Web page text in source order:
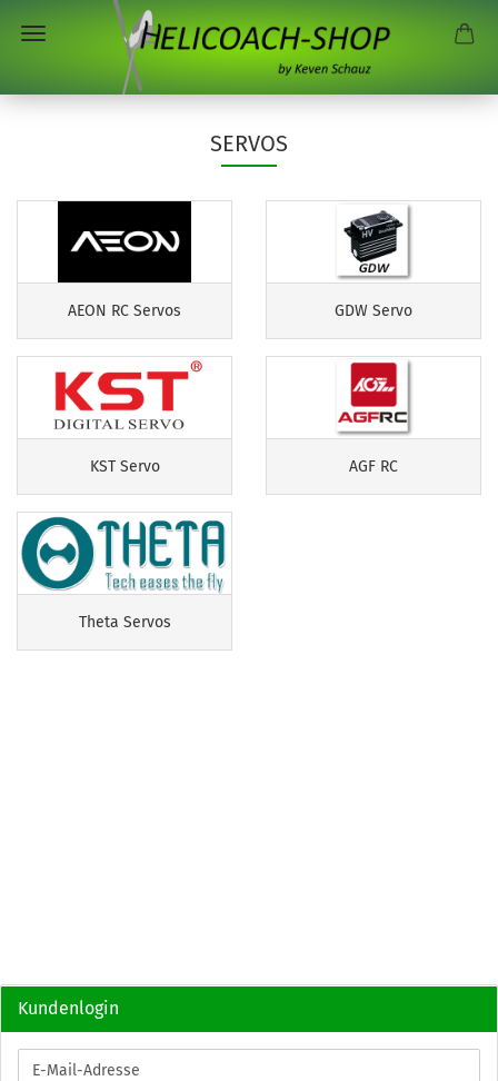
SERVOS
AEON RC Servos GDW Servo
KST Servo AGF RC
Theta Servos
Kundenlogin
E-